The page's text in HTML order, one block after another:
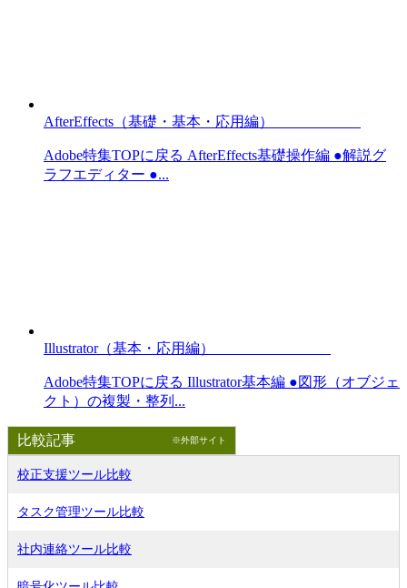
AfterEffects（基礎・基本・応用編）
Adobe特集TOPに戻る AfterEffects基礎操作編 ●解説グ
ラフエディター ●...
Illustrator（基本・応用編）
Adobe特集TOPに戻る Illustrator基本編 ●図形（オブジェ
クト）の複製・整列...
比較記事 ※外部サイト
校正支援ツール比較
タスク管理ツール比較
社内連絡ツール比較